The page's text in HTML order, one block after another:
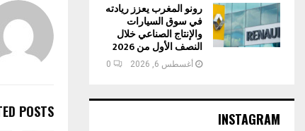
POSTS
رونو المغرب يعزز ريادته
في سوق السيارات
والإنتاج الصناعي خلال
النصف الأول من 2026
أغسطس 6, 2026 0
INSTAGRAM